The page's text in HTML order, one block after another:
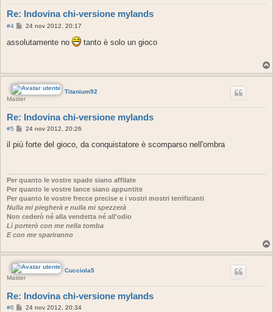
Re: Indovina chi-versione mylands
#4
M
s
s
i
o
24 nov 2012, 20:17
assolutamente no tanto è solo un gioco
Titanium92
Master
Re: Indovina chi-versione mylands
#5
M
s
i
o
24 nov 2012, 20:26
il più forte del gioco, da conquistatore è scomparso nell'ombra
Per quanto le vostre spade siano affilate
Per quanto le vostre lance siano appuntite
Per quanto le vostre frecce precise e i vostri mostri terrificanti
Nulla mi piegherà e nulla mi spezzerà
Non cederò né alla vendetta né all'odio
Lì porterò con me nella tomba
E con me spariranno
Cucciola5
Master
Re: Indovina chi-versione mylands
#6
M24 nov 2012, 20:34